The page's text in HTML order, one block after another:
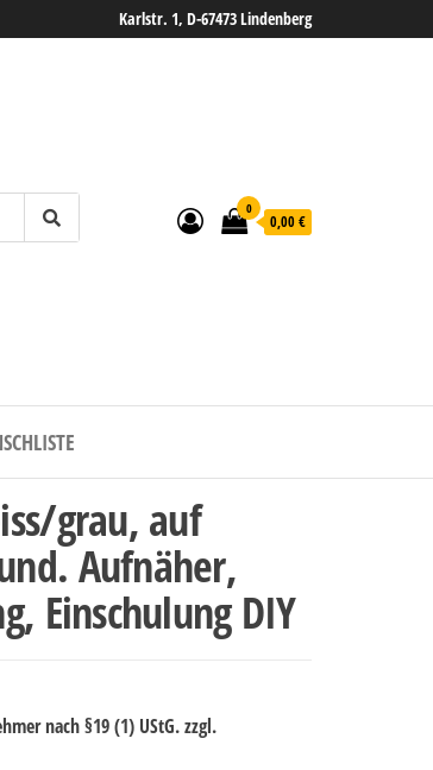
Karlstr. 1, D-67473 Lindenberg
0
0,00 €
grau, auf
Aufnäher,
Einschulung DIY
nach §19 (1) UStG.zzgl.